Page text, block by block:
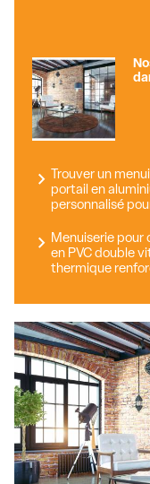
Trouver un
portail en
personnalisé
Menuiserie
en PVC double
thermique